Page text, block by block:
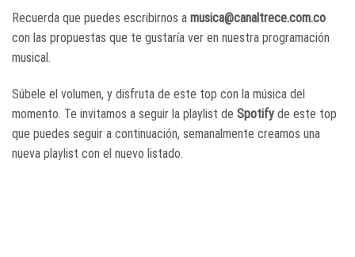
Recuerda que puedes escribirnos a musica@canaltrece.com.co
con las propuestas que te gustaría ver en nuestra programación
musical.
Súbele el volumen, y disfruta de este top con la música del
momento. Te invitamos a seguir la playlist de Spotify de este top
que puedes seguir a continuación, semanalmente creamos una
nueva playlist con el nuevo listado.